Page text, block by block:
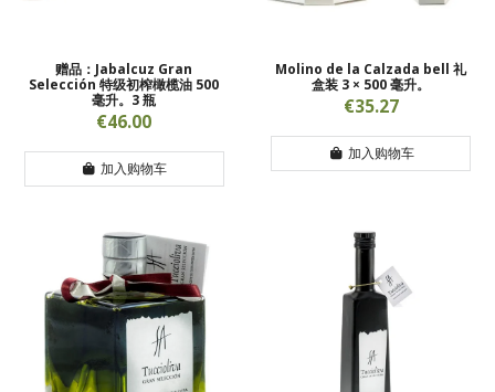
赠品：Jabalcuz Gran
Selección 特级初榨橄榄油 500
毫升。3 瓶
€46.00
加入购物车
Molino de la Calzada bell 礼
盒装 3 × 500 毫升。
€35.27
加入购物车